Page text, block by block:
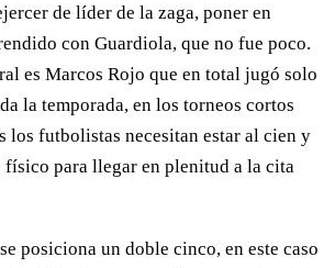
de líder de la zaga, poner en
con Guardiola, que no fue poco.
es Marcos Rojo que en total jugó solo
la temporada, en los torneos cortos
los futbolistas necesitan estar al cien y
para llegar en plenitud a la cita
posiciona un doble cinco, en este caso